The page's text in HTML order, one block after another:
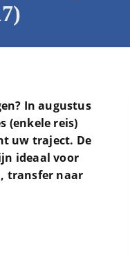
In augustus
(enkele reis)
uw traject. De
ideaal voor
transfer naar